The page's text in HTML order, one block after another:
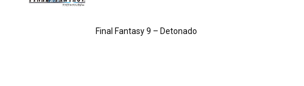
Final Fantasy 9 – Detonado